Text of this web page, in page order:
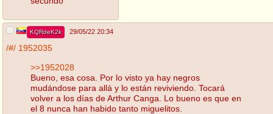
KQRdeK2k 29/05/22 20:34
/#/ 1952035
>>1952028
Bueno, esa cosa. Por lo visto ya hay negros
mudándose para allá y lo están reviviendo. Tocará
volver a los días de Arthur Canga. Lo bueno es que en
el 8 nunca han habido tanto miguelitos.